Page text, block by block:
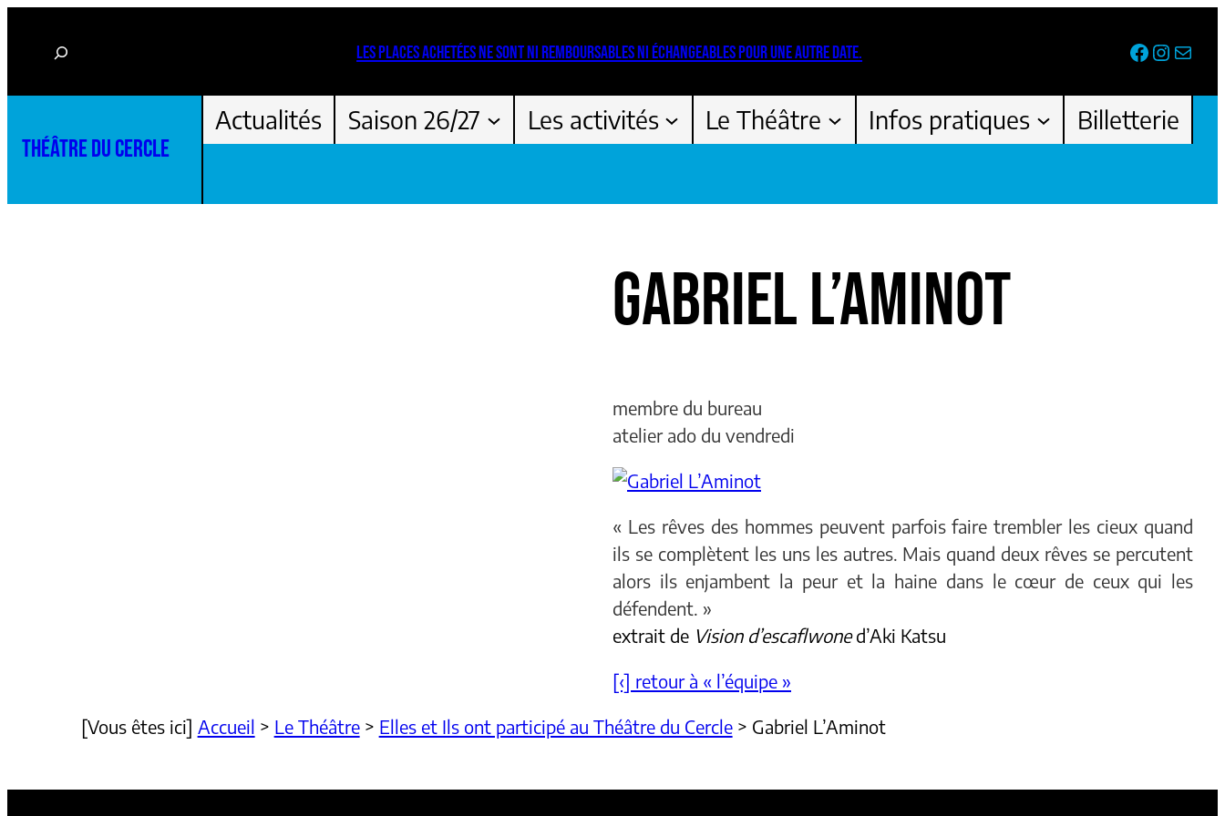
Rechercher LES PLACES ACHETÉES NE SONT NI REMBOURSABLES NI ÉCHANGEABLES POUR UNE AUTRE DATE. Facebook
THÉÂTRE DU CERCLE
Actualités Saison 26/27 Les activités Le Théâtre Infos pratiques Billetterie
GABRIEL L’AMINOT
membre du bureau
atelier ado du vendredi
« Les rêves des hommes peuvent parfois faire trembler les cieux quand
ils se complètent les uns les autres. Mais quand deux rêves se percutent
alors ils enjambent la peur et la haine dans le cœur de ceux qui les
défendent. »
extrait de Vision d’escaflwoned’Aki Katsu
[‹] retour à « l’équipe »
[Vous êtes ici] Accueil > Le Théâtre> Elles et Ils ont participé au Théâtre du Cercle> Gabriel L’Aminot